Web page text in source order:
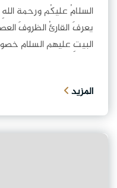
السلامُ عليكُم ورحمة اللهِ
يعرفَ القارئُ الظروفَ
البيتِ عليهم السلام
المزيد